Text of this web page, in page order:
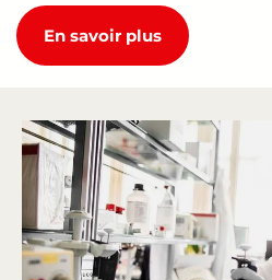
En savoir plus